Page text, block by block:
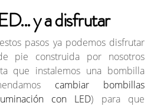
y a disfrutar
pasos ya podemos disfrutar
pie construida por nosotros
que instalemos una bombilla
cambiar bombillas
con LED) para que